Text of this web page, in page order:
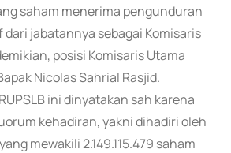
saham menerima pengunduran
jabatannya sebagai Komisaris
posisi Komisaris Utama
Nicolas Sahrial Rasjid.
ini dinyatakan sah karena
kehadiran, yakni dihadiri oleh
mewakili 2.149.115.479 saham